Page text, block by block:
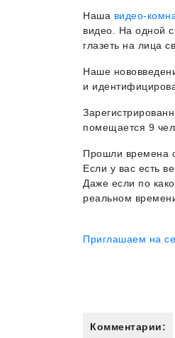
Наша видео-
видео. На одной
глазеть на лица
Наше
и
помещается 9
Прошли времена
Если у вас есть
Даже если по
реальном
Приглашаем на
Комментарии: